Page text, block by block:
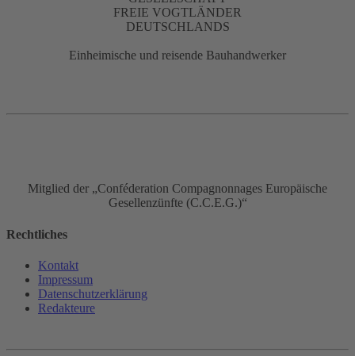
FREIE VOGTLÄNDER
DEUTSCHLANDS
Einheimische und reisende Bauhandwerker
Mitglied der „Conféderation Compagnonnages Europäische
Gesellenzünfte (C.C.E.G.)“
Rechtliches
Kontakt
Impressum
Datenschutz­erklärung
Redakteure